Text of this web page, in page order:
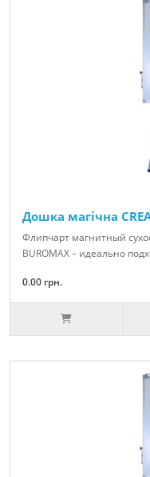
Дошка магічна
Флипчарт магнитный
BUROMAX – идеально
0.00 грн.